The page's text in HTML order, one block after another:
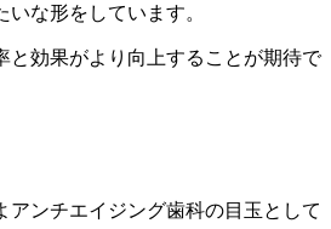
な形をしています。
と効果がより向上することが期待で
アンチエイジング歯科の目玉として